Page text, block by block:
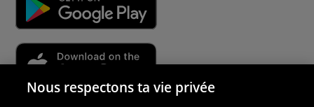
Nous respectons ta vie privée